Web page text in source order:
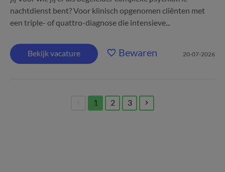
nachtdienst bent? Voor klinisch opgenomen cliënten met
een triple- of quattro-diagnose die intensieve...
Bekijk vacature Bewaren 20-07-2026
1
(current)
2 3